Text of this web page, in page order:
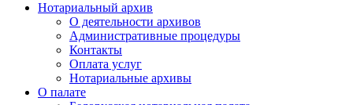
Нотариальный архив
О деятельности архивов
Административные процедуры
Контакты
Оплата услуг
Нотариальные архивы
О палате